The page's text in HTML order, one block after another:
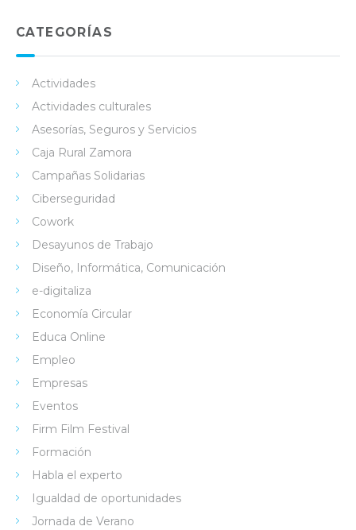
in
ok
e
CATEGORÍAS
Actividades
Actividades culturales
Asesorías, Seguros y Servicios
Caja Rural Zamora
Campañas Solidarias
Ciberseguridad
Cowork
Desayunos de Trabajo
Diseño, Informática, Comunicación
e-digitaliza
Economía Circular
Educa Online
Empleo
Empresas
Eventos
Firm Film Festival
Formación
Habla el experto
Igualdad de oportunidades
Jornada de Verano